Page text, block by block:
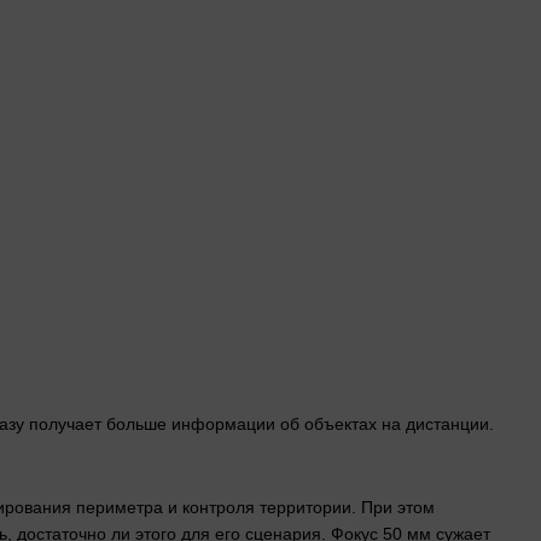
получает больше информации об объектах на дистанции.
периметра и контроля территории. При этом
ли этого для его сценария. Фокус 50 мм сужает